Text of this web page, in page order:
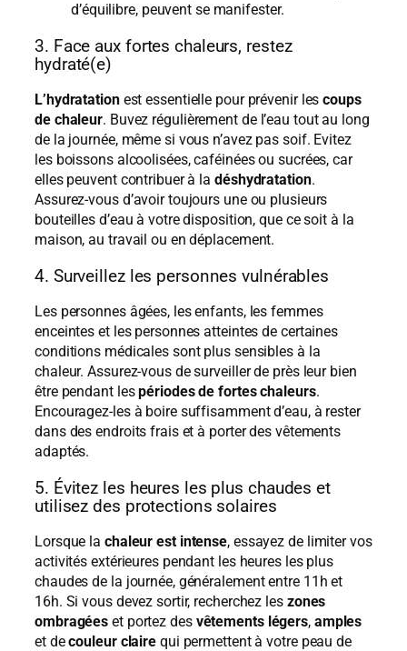
d’équilibre, peuvent se manifester.
3. Face aux fortes chaleurs, restez
hydraté(e)
L’hydratationest essentielle pour prévenir lescoups
de chaleur. Buvez régulièrement de l’eau tout au long
de la journée, même si vous n’avez pas soif. Evitez
les boissons alcoolisées, caféinées ou sucrées, car
elles peuvent contribuer à la déshydratation.
Assurez-vous d’avoir toujours une ou plusieurs
bouteilles d’eau à votre disposition, que ce soit à la
maison, au travail ou en déplacement.
4. Surveillez les personnes vulnérables
Les personnes âgées, les enfants, les femmes
enceintes et les personnes atteintes de certaines
conditions médicales sont plus sensibles à la
chaleur. Assurez-vous de surveiller de près leur bien
être pendant lespériodes de fortes chaleurs.
Encouragez-les à boire suffisamment d’eau, à rester
dans des endroits frais et à porter des vêtements
adaptés.
5. Évitez les heures les plus chaudes et
utilisez des protections solaires
Lorsque la chaleur est intense, essayez de limiter vos
activités extérieures pendant les heures les plus
chaudes de la journée, généralement entre 11h et
16h. Si vous devez sortir, recherchez les zones
ombragées et portez des vêtements légers, amples
et decouleur claire qui permettent à votre peau de